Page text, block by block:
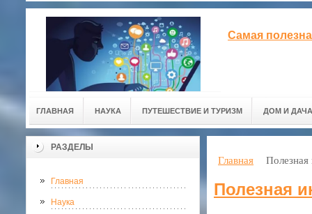
Самая
ГЛАВНАЯ НАУКА ПУТЕШЕСТВИЕ И ТУРИЗМ ДОМ И ДАЧА
РАЗДЕЛЫ
Главная
Наука
Главная
Полезная